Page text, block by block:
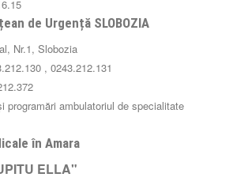
de Urgență SLOBOZIA
Nr.1, Slobozia
, 0243.212.131
programări ambulatoriul de specialitate
în Amara
ELLA"